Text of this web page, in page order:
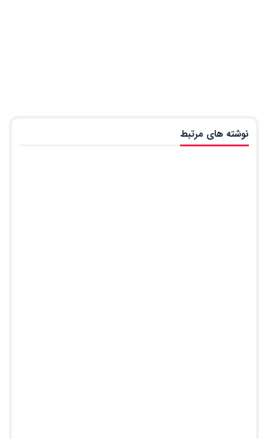
نوشته های مرتبط